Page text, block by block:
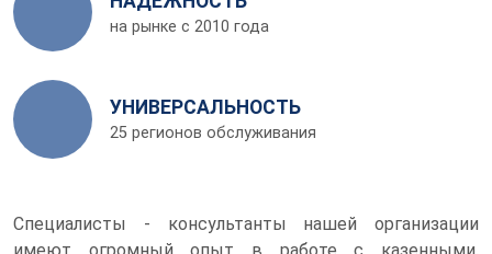
на рынке с 2010 года
УНИВЕРСАЛЬНОСТЬ
25 регионов обслуживания
Специалисты - консультанты нашей организации
имеют огромный опыт в работе с казенными,